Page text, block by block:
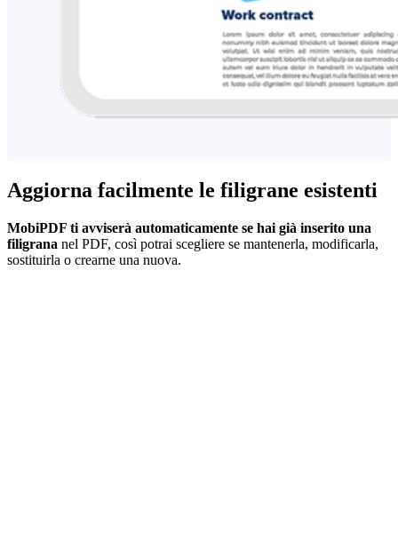
Aggiorna facilmente le filigrane esistenti
MobiPDF ti avviserà automaticamente se hai già inserito una
filigrana nel PDF, così potrai scegliere se mantenerla, modificarla,
sostituirla o crearne una nuova.